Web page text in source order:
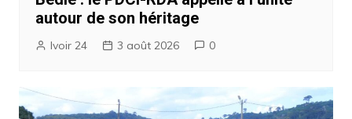
autour de son héritage
Ivoir 24 3 août 2026 0